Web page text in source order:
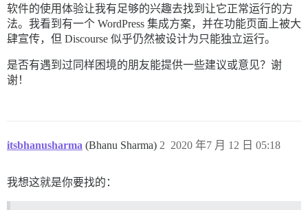
软件的使用体验让我有足够的兴趣去找到让它正常运行的方
法。我看到有一个 WordPress 集成方案，并在功能页面上被大
肆宣传，但 Discourse 似乎仍然被设计为只能独立运行。
是否有遇到过同样困境的朋友能提供一些建议或意见？谢
谢！
itsbhanusharma (Bhanu Sharma) 2020 年7 月 12 日 05:18
2
我想这就是你要找的：